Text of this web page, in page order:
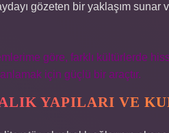
gözeten bir yaklaşım sunar
göre, farklı kültürlerde
için güçlü bir araçtır.
YAPILARI VE